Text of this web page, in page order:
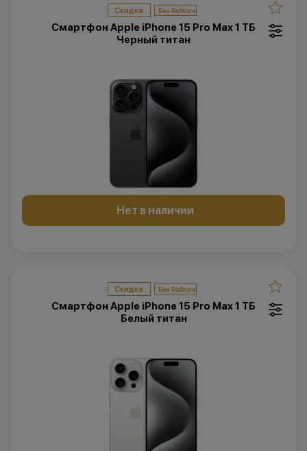
Скидка
Смартфон Apple iPhone 15 Pro Max 1 ТБ
Черный титан
Нет в наличии
Скидка
Смартфон Apple iPhone 15 Pro Max 1 ТБ
Белый титан